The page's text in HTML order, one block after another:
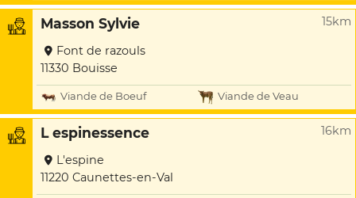
Masson Sylvie 15km
Font de razouls
11330 Bouisse
Viande de Boeuf Viande de Veau
L espinessence 16km
L'espine
11220 Caunettes-en-Val